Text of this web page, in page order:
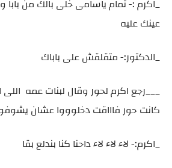
_اكرم :- تمام ياسامى خلى بالك من بابا
عينك عليه
_الدكتور:- متقلقش على باباك
___رجع اكرم لحور وقال لبنات عمه
كانت حور فاااقت دخلوووا عشان
_اكرم:- لاء لاء لاء داحنا كنا بندلع بقا